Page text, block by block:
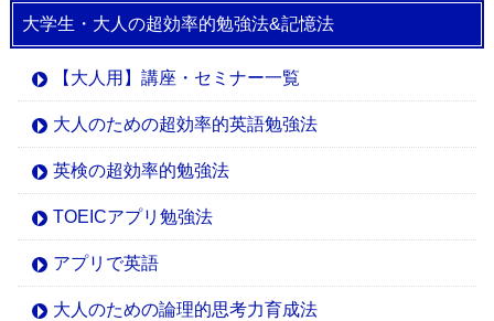
大学生・大人の超効率的勉強法&記憶法
【大人用】講座・セミナー一覧
大人のための超効率的英語勉強法
英検の超効率的勉強法
TOEICアプリ勉強法
アプリで英語
大人のための論理的思考力育成法